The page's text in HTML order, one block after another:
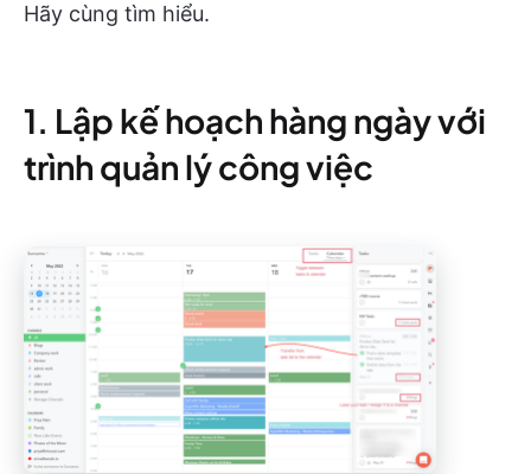
Hãy cùng tìm hiểu.
1. Lập kế hoạch hàng ngày với
trình quản lý công việc